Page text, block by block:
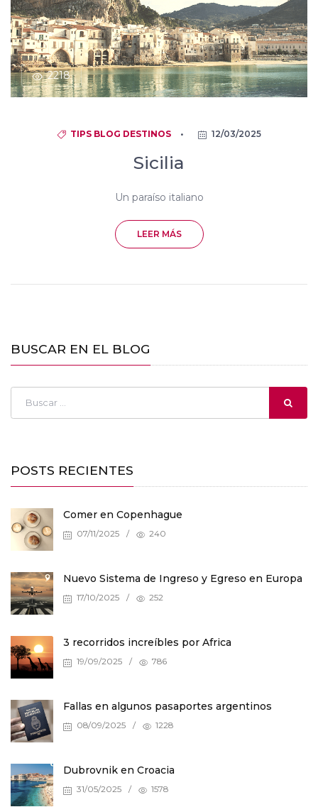
2218
TIPS BLOG DESTINOS • 12/03/2025
Sicilia
Un paraíso italiano
LEER MÁS
BUSCAR EN EL BLOG
POSTS RECIENTES
Comer en Copenhague
07/11/2025 / 240
Nuevo Sistema de Ingreso y Egreso en Europa
17/10/2025 / 252
3 recorridos increíbles por Africa
19/09/2025 / 786
Fallas en algunos pasaportes argentinos
08/09/2025 / 1228
Dubrovnik en Croacia
31/05/2025 / 1578